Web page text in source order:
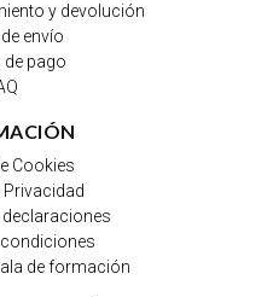
y devolución
envío
pago
Cookies
Privacidad
de formación